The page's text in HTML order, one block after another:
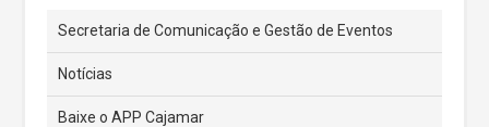
Secretaria de Comunicação e Gestão de Eventos
Notícias
Baixe o APP Cajamar